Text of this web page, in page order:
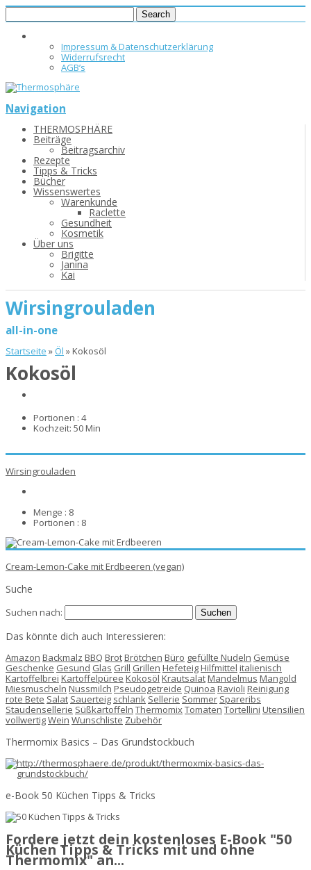
Impressum & Datenschutzerklärung
Widerrufsrecht
AGB’s
Navigation
THERMOSPHÄRE
Beiträge
Beitragsarchiv
Rezepte
Tipps & Tricks
Bücher
Wissenswertes
Warenkunde
Raclette
Gesundheit
Kosmetik
Über uns
Brigitte
Janina
Kai
Wirsingrouladen
all-in-one
Startseite » Öl »Kokosöl
Kokosöl
Portionen : 4
Kochzeit: 50 Min
Wirsingrouladen
Menge : 8
Portionen : 8
Cream-Lemon-Cake mit Erdbeeren (vegan)
Suche
Suchen nach:
Das könnte dich auch Interessieren:
Amazon Backmalz BBQ BrotBrötchen Büro gefüllte Nudeln Gemüse
Geschenke Gesund Glas Grill Grillen HefeteigHilfmittel italienisch
Kartoffelbrei Kartoffelpüree Kokosöl KrautsalatMandelmus Mangold
Miesmuscheln Nussmilch Pseudogetreide Quinoa Ravioli Reinigung
rote Bete Salat Sauerteig schlank Sellerie Sommer Spareribs
Staudensellerie Süßkartoffeln ThermomixTomaten Tortellini Utensilien
vollwertigWein Wunschliste Zubehör
Thermomix Basics – Das Grundstockbuch
e-Book 50 Küchen Tipps & Tricks
Fordere jetzt dein kostenloses E-Book "50
Küchen Tipps & Tricks mit und ohne
Thermomix" an...